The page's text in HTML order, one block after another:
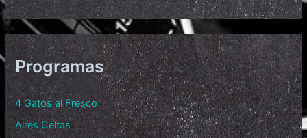
Programas
4 Gatos al Fresco
Aires Celtas